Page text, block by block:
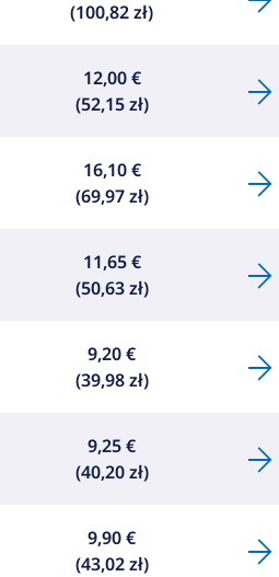
(100,82 zł)
12,00 €
(52,15 zł)
16,10 €
(69,97 zł)
11,65 €
(50,63 zł)
9,20 €
(39,98 zł)
9,25 €
(40,20 zł)
9,90 €
(43,02 zł)